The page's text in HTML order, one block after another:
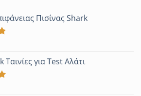
Πισίνας Shark
Ταινίες για Test Αλάτι